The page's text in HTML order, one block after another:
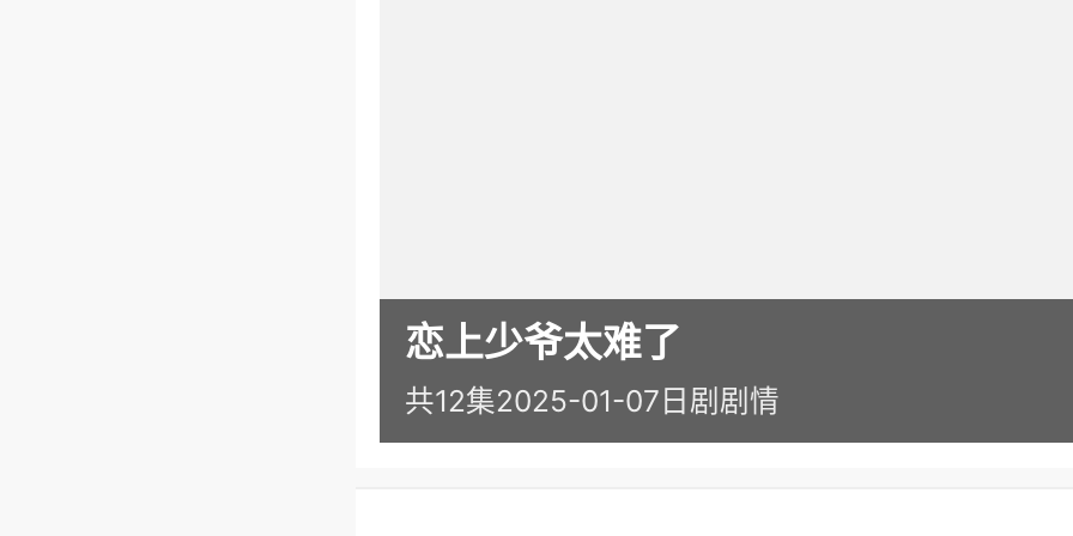
恋上少爷太难了
共12集2025-01-07 日剧 剧情